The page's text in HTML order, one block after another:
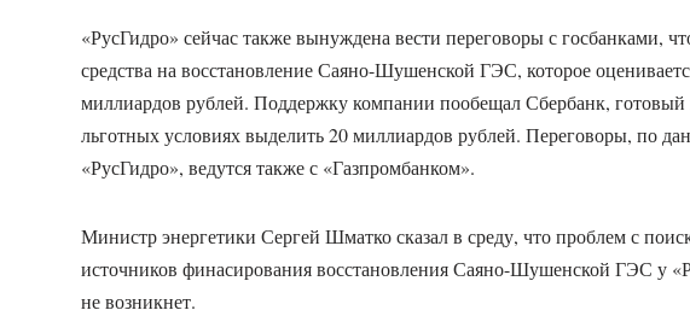
«РусГидро» сейчас также вынуждена вести переговоры с госбанками,
средства на восстановление Саяно-Шушенской ГЭС, которое
миллиардов рублей. Поддержку компании пообещал Сбербанк, готовый
льготных условиях выделить 20 миллиардов рублей. Переговоры, по
«РусГидро», ведутся также с «Газпромбанком».
Министр энергетики Сергей Шматко сказал в среду, что проблем с
источников финасирования восстановления Саяно-Шушенской ГЭС у
не возникнет.